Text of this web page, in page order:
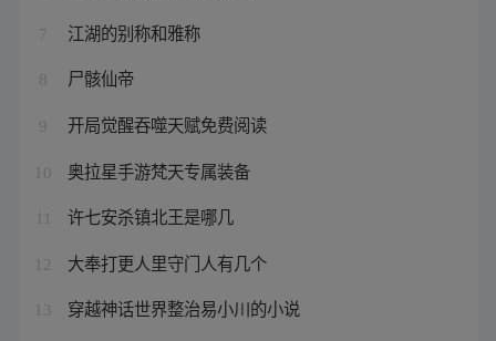
7 江湖的别称和雅称
8 尸骸仙帝
9 开局觉醒吞噬天赋免费阅读
10 奥拉星手游梵天专属装备
许七安杀镇北王是哪几
12 大奉打更人里守门人有几个
13 穿越神话世界整治易小川的小说